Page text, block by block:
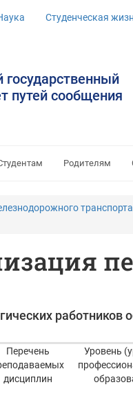
Студенческая
государственный
путей сообщения
Родителям
Перечень
дисциплин
Уровень